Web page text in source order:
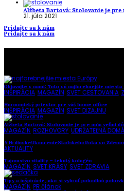
Alžbeta Bartová: Stolovanie je pre
21. júla 2021
Pridajte sa k nám
Pridajte sa k nám
Objavujte s nami: Toto sú najfarebnejšie miesta
INŠPIRÁCIA MAGAZÍN SVET CESTOVANIA
Harmonický priestor pre váš home office
INŠPIRÁCIA MAGAZÍN SVET DIZAJNU
Alžbeta Bartová: Stolovanie je pre mňa veľmi
MAGAZÍN ROZHOVORY UDRŽATEĽNÁ
#HrdinskeUkoncenieSkolskehoRoka so
AKTUALITY
Tajomstvo vitality – tekutý kolagén
MAGAZÍN SVET KRÁSY SVET ZDRAVIA
Tipy a inšpirácie, ako si vybrať pohodlnú
MAGAZÍN PR článok